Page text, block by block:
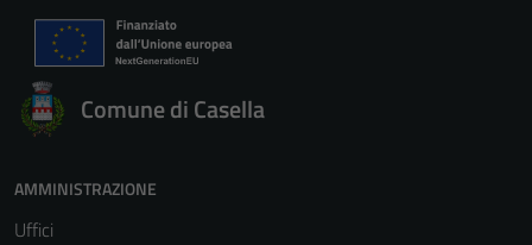
Comune di Casella
AMMINISTRAZIONE
Uffici